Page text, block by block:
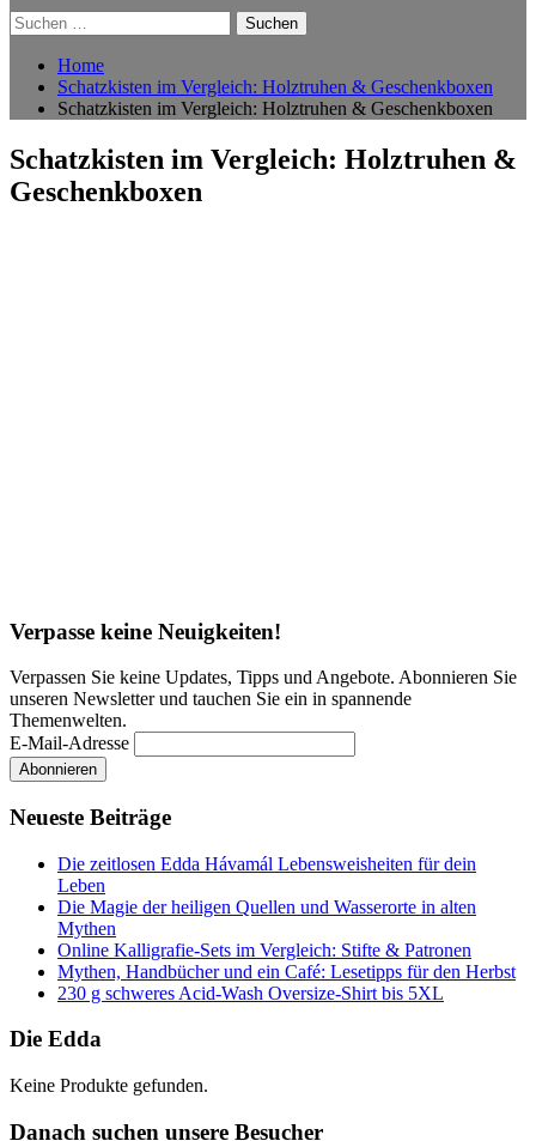
Suchen
nach:
Home
Schatzkisten im Vergleich: Holztruhen & Geschenkboxen
Schatzkisten im Vergleich: Holztruhen & Geschenkboxen
Schatzkisten im Vergleich: Holztruhen &
Geschenkboxen
Verpasse keine Neuigkeiten!
Verpassen Sie keine Updates, Tipps und Angebote. Abonnieren Sie
unseren Newsletter und tauchen Sie ein in spannende
Themenwelten.
E-Mail-Adresse
Neueste Beiträge
Die zeitlosen Edda Hávamál Lebensweisheiten für dein
Leben
Die Magie der heiligen Quellen und Wasserorte in alten
Mythen
Online Kalligrafie‑Sets im Vergleich: Stifte & Patronen
Mythen, Handbücher und ein Café: Lesetipps für den Herbst
230 g schweres Acid-Wash Oversize-Shirt bis 5XL
Die Edda
Keine Produkte gefunden.
Danach suchen unsere Besucher